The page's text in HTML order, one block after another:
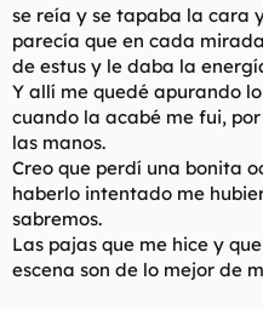
se reía y se tapaba la cara
parecía que en cada
de estus y le daba la
Y allí me quedé apurando
cuando la acabé me fui,
las manos.
Creo que perdí una bonita
haberlo intentado me
sabremos.
Las pajas que me hice y
escena son de lo mejor de